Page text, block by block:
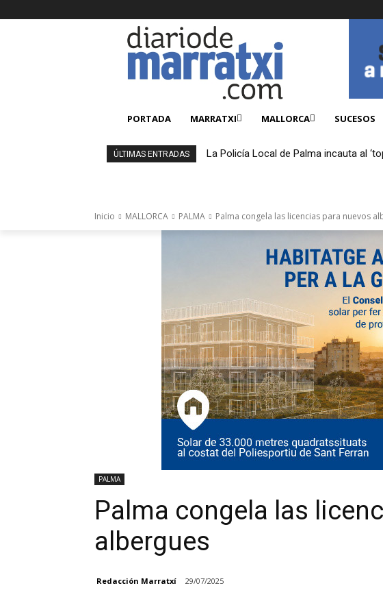
PORTADA MARRATXI MALLORCA SUCESOS
ÚLTIMAS ENTRADAS
La Policía Local de Palma incauta al
Inicio MALLORCA PALMA Palma congela las licencias para nuevos
PALMA
Palma congela las
albergues
Redacción Marratxí 29/07/2025